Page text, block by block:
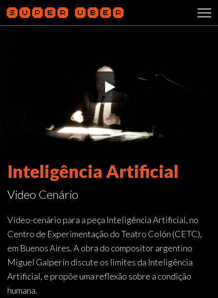
Inteligência Artificial
Video Cenário
Vídeo-cenário para a peça Inteligência Artificial, no
Centro de Experimentação do Teatro Colón (CETC),
em Buenos Aires. A obra do compositor argentino
Miguel Galperín discute os limites da Inteligência
Artificial, e propõe uma reflexão sobre a condição
humana.